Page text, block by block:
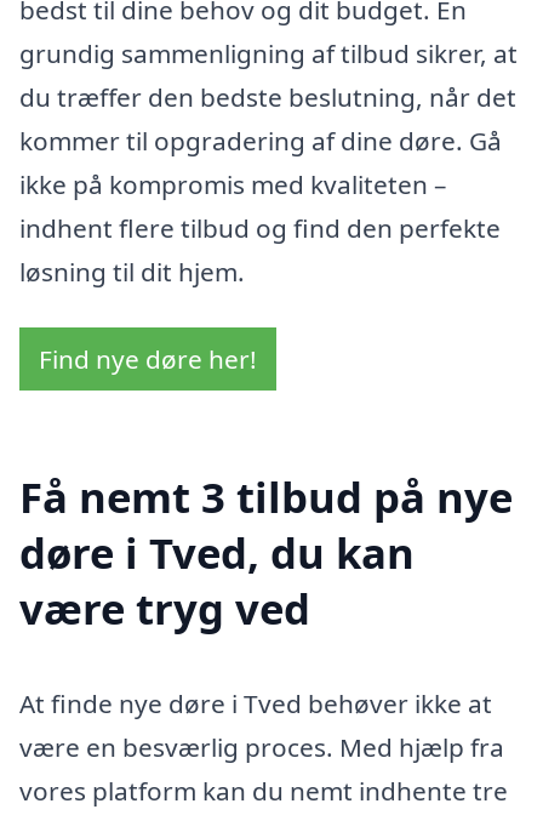
bedst til dine behov og dit budget. En
grundig sammenligning af tilbud sikrer, at
du træffer den bedste beslutning, når det
kommer til opgradering af dine døre. Gå
ikke på kompromis med kvaliteten –
indhent flere tilbud og find den perfekte
løsning til dit hjem.
Find nye døre her!
Få nemt 3 tilbud på nye
døre i Tved, du kan
være tryg ved
At finde nye døre i Tved behøver ikke at
være en besværlig proces. Med hjælp fra
vores platform kan du nemt indhente tre